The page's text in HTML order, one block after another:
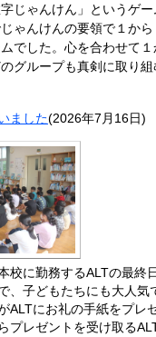
じゃんけん」というゲー
ゃんけんの要領で１から
でした。心を合わせて
グループも真剣に取り
ました(2026年7月16日)
校に勤務するALTの最終
、子どもたちにも大人気
ALTにお礼の手紙をプレ
プレゼントを受け取る